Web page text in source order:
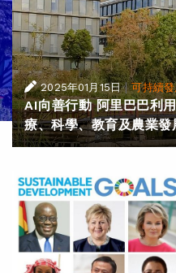
2025年01月15日 |可持續
AI向善行動 阿里巴巴利
療、科學、教育及農業發